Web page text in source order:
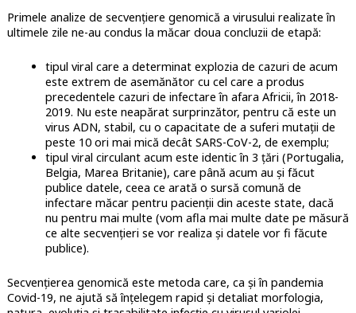
Primele analize de secvențiere genomică a virusului realizate în
ultimele zile ne-au condus la măcar doua concluzii de etapă:
tipul viral care a determinat explozia de cazuri de acum
este extrem de asemănător cu cel care a produs
precedentele cazuri de infectare în afara Africii, în 2018-
2019. Nu este neapărat surprinzător, pentru că este un
virus ADN, stabil, cu o capacitate de a suferi mutații de
peste 10 ori mai mică decât SARS-CoV-2, de exemplu;
tipul viral circulant acum este identic în 3 țări (Portugalia,
Belgia, Marea Britanie), care până acum au și făcut
publice datele, ceea ce arată o sursă comună de
infectare măcar pentru pacienții din aceste state, dacă
nu pentru mai multe (vom afla mai multe date pe măsură
ce alte secvențieri se vor realiza și datele vor fi făcute
publice).
Secvențierea genomică este metoda care, ca și în pandemia
Covid-19, ne ajută să înțelegem rapid și detaliat morfologia,